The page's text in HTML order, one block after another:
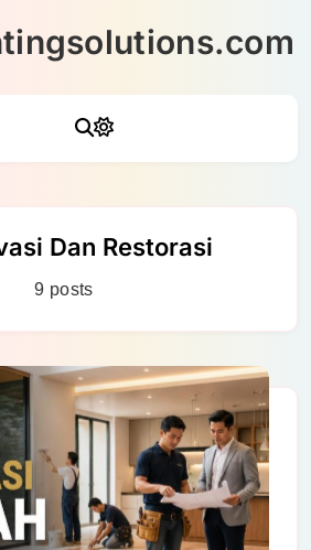
Dan Restorasi
9 posts